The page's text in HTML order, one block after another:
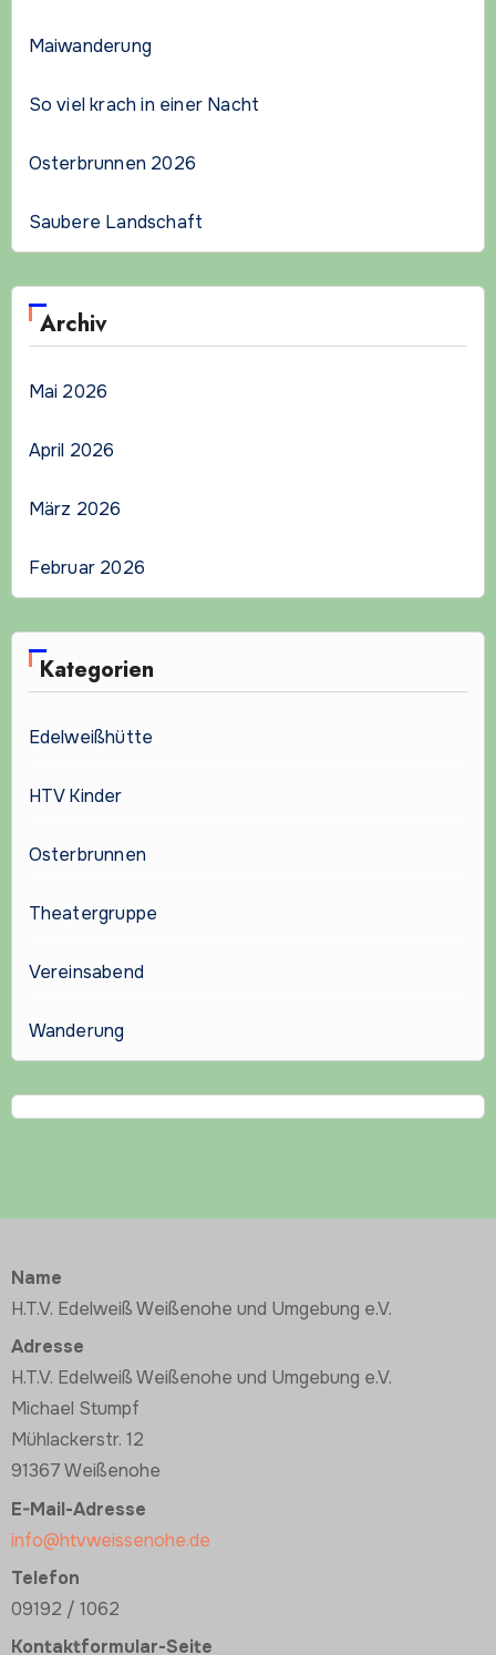
Maiwanderung
So viel krach in einer Nacht
Osterbrunnen 2026
Saubere Landschaft
Archiv
Mai 2026
April 2026
März 2026
Februar 2026
Kategorien
Edelweißhütte
HTV Kinder
Osterbrunnen
Theatergruppe
Vereinsabend
Wanderung
Name
H.T.V. Edelweiß Weißenohe und Umgebung e.V.
Adresse
H.T.V. Edelweiß Weißenohe und Umgebung e.V.
Michael Stumpf
Mühlackerstr. 12
91367 Weißenohe
E-Mail-Adresse
info@htvweissenohe.de
Telefon
09192 / 1062
Kontaktformular-Seite